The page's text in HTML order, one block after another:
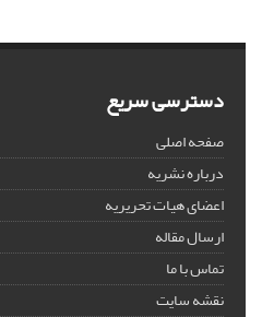
دسترسی سریع
صفحه اصلی
درباره نشریه
اعضای هیات تحریریه
ارسال مقاله
تماس با ما
نقشه سایت